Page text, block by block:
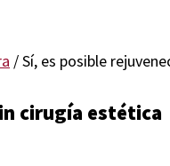
/ Sí, es posible
cirugía estética